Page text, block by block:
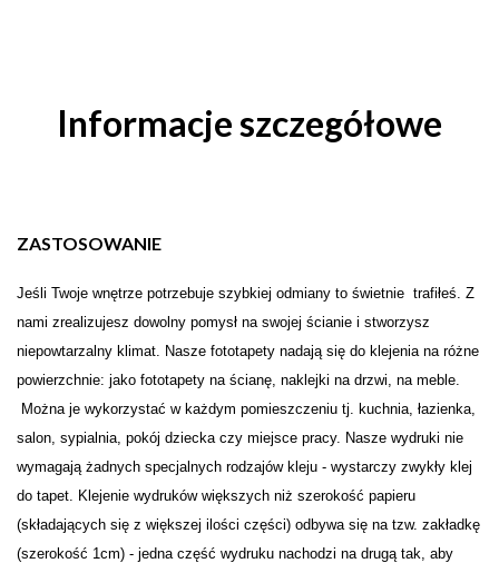
Informacje szczegółowe
ZASTOSOWANIE
Jeś li Twoje wnętrze potrzebuje szybkiej odmiany to świetnie trafiłeś. Z
nami zrealizujesz dowolny pomysł na swojej ścianie i stworzysz
niepowtarzalny klimat. Nasze fototapety nadają się do klejenia na różne
powierzchnie: jako fototapety na ścianę, naklejki na drzwi, na meble.
Można je wykorzystać w każdym pomieszczeniu tj. kuchnia, łazienka,
salon, sypialnia, pokój dziecka czy miejsce pracy. Nasze wydruki nie
wymagają żadnych specjalnych rodzajów kleju - wystarczy zwykły klej
do tapet. Klejenie wydruków większych niż szerokość papieru
(składających się z większej ilości części) odbywa się na tzw. zakładkę
(szerokość 1cm) - jedna część wydruku nachodzi na drugą tak, aby